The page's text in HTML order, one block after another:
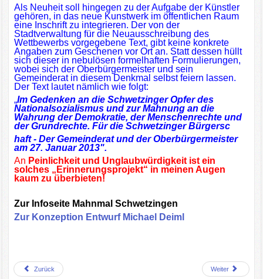
Als Neuheit soll hingegen zu der Aufgabe der Künstler
gehören, in das neue Kunstwerk im öffentlichen Raum
eine Inschrift zu integrieren. Der von der
Stadtverwaltung für die Neuausschreibung des
Wettbewerbs vorgegebene Text, gibt keine konkrete
Angaben zum Geschenen vor Ort an. Statt dessen hüllt
sich dieser in nebulösen formelhaften Formulierungen,
wobei sich der Oberbürgermeister und sein
Gemeinderat in diesem Denkmal selbst feiern lassen.
Der Text lautet nämlich wie folgt:
„Im Gedenken an die Schwetzinger Opfer des
Nationalsozialismus und zur Mahnung an die
Wahrung der Demokratie, der Menschenrechte und
der Grundrechte. Für die Schwetzinger Bürgersc
haft - Der Gemeinderat und der Oberbürgermeister
am 27. Januar 2013".
An Peinlichkeit und Unglaubwürdigkeit ist ein
solches „Erinnerungsprojekt“ in meinen Augen
kaum zu überbieten!
Zur Infoseite Mahnmal Schwetzingen
Zur Konzeption Entwurf Michael Deiml
Zurück Weiter